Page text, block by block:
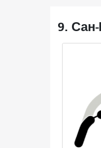
9.